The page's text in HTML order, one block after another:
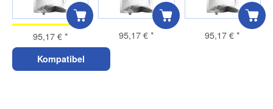
95,17 €* 95,17 €* 95,17 €*
Kompatibel